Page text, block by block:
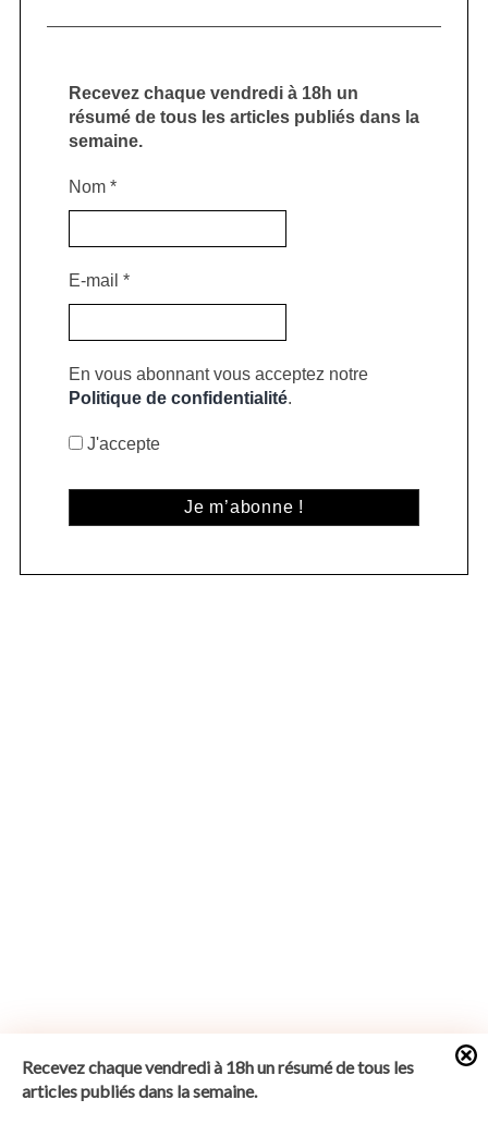
Recevez chaque vendredi à 18h un résumé de tous les
articles publiés dans la semaine.
Recevez chaque vendredi à 18h un
résumé de tous les articles publiés dans la
semaine.
Nom *
E-mail *
En vous abonnant vous acceptez notre
Politique de confidentialité.
J'accepte